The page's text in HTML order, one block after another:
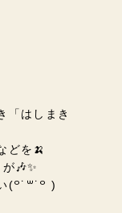
「はしまき
どを🍌
🎶✨
(꒪˙꒳˙꒪ )